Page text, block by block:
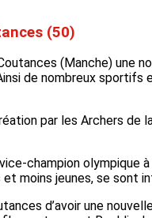
(50)
(Manche) une
de nombreux
par les Archers de
champion olympique
moins jeunes, se sont
d’avoir une